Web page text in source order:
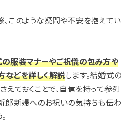
このような疑問や不安を抱えてい
服装マナーやご祝儀の包み方や
などを詳しく解説します。結婚式の
えておくことで、自信を持って参列
郎新婦へのお祝いの気持ちも伝わ